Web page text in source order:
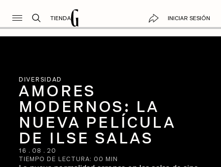
TIENDA INICIAR SESIÓN
DIVERSIDAD
AMORES
MODERNOS: LA
NUEVA PELÍCULA
DE ILSE SALAS
16 . 08 . 20
TIEMPO DE LECTURA: 00 MIN